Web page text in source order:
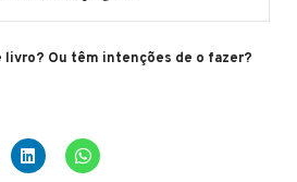
livro? Ou têm intenções de o fazer?